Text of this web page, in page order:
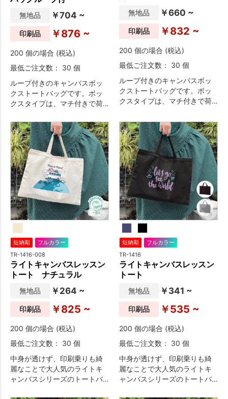
無地品 ￥704 ~
印刷品 ￥876 ~
200 個の場合 (税込)
最低ご注文数： 30 個
ループ付きのキャンバスボッ
クストートバッグです。ボッ
クスタイプは、マチ付きで荷
ます。
無地品 ￥660 ~
印刷品 ￥832 ~
200 個の場合 (税込)
最低ご注文数： 30 個
ループ付きのキャンバスボッ
クストートバッグです。ボッ
クスタイプは、マチ付きで荷
ます。
短納期 フルカラー
TR-1416-008
ライトキャンバスレッスン
トート ナチュラル
無地品 ￥264 ~
印刷品 ￥825 ~
200 個の場合 (税込)
最低ご注文数： 30 個
中身が透けず、印刷乗りも綺
麗なことで大人気のライトキ
ャンバスシリーズのトートバ
短納期 フルカラー
TR-1416
ライトキャンバスレッスン
トート
無地品 ￥341 ~
印刷品 ￥535 ~
200 個の場合 (税込)
最低ご注文数： 30 個
中身が透けず、印刷乗りも綺
麗なことで大人気のライトキ
ャンバスシリーズのトートバ